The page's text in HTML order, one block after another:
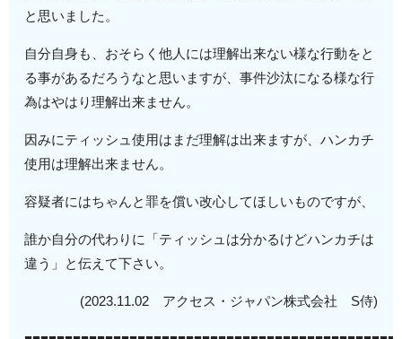
と思いました。
自分自身も、おそらく他人には理解出来ない様な行動をと
る事があるだろうなと思いますが、事件沙汰になる様な行
為はやはり理解出来ません。
因みにティッシュ使用はまだ理解は出来ますが、ハンカチ
使用は理解出来ません。
容疑者にはちゃんと罪を償い改心してほしいものですが、
誰か自分の代わりに「ティッシュは分かるけどハンカチは
違う」と伝えて下さい。
(2023.11.02 アクセス・ジャパン株式会社 S侍)